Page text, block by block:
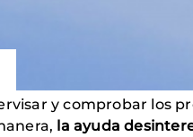
y comprobar los
la ayuda